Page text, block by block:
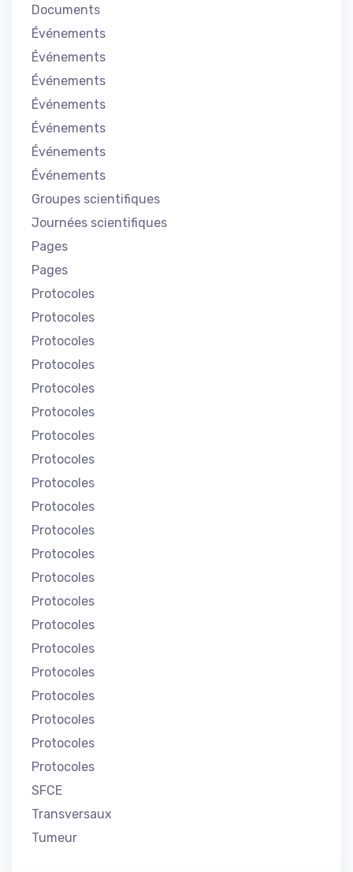
Documents
Événements
Événements
Événements
Événements
Événements
Événements
Événements
Groupes scientifiques
Journées scientifiques
Pages
Pages
Protocoles
Protocoles
Protocoles
Protocoles
Protocoles
Protocoles
Protocoles
Protocoles
Protocoles
Protocoles
Protocoles
Protocoles
Protocoles
Protocoles
Protocoles
Protocoles
Protocoles
Protocoles
Protocoles
Protocoles
Protocoles
SFCE
Transversaux
Tumeur